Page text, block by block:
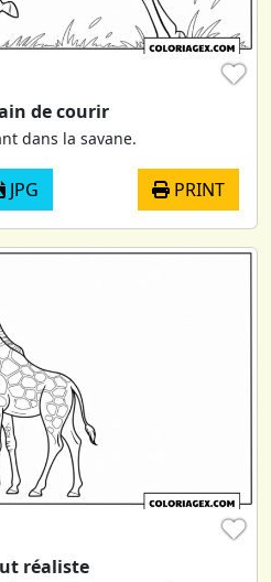
♥
de courir
dans la savane.
JPG PRINT
♥
réaliste